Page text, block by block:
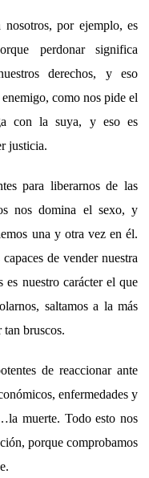
por ejemplo, es
perdonar significa
derechos, y eso
como nos pide el
con la suya, y eso es
justicia.
liberarnos de las
nos domina el sexo, y
una y otra vez en él.
de vender nuestra
es nuestro carácter el que
saltamos a la más
bruscos.
de reaccionar ante
enfermedades y
muerte. Todo esto nos
porque comprobamos